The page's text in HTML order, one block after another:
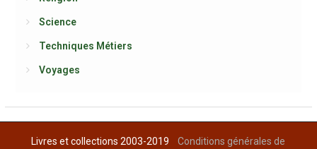
Science
Techniques Métiers
Voyages
Livres et collections 2003-2019Conditions générales de